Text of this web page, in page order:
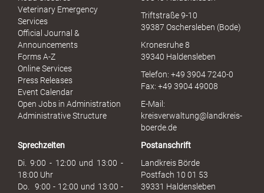
s
u
h
Veterinary Emergency
Services
Official Journal &
Announcements
Forms A-Z
Online Services
Press Releases
Event Calendar
Open Jobs in Administration
Administrative Structure
Triftstraße 9-10
39387 Oschersleben (Bode)
Kronesruhe 8
39340 Haldensleben
Telefon: +49 3904 7240-0
Fax: +49 3904 49008
E-Mail:
kreisverwaltung@landkreis-
boerde.de
Sprechzeiten
Di. 9:00 - 12:00 und 13:00 -
18:00 Uhr
Do. 9:00 - 12:00 und 13:00 -
Postanschrift
Landkreis Börde
Postfach 10 01 53
39331 Haldensleben